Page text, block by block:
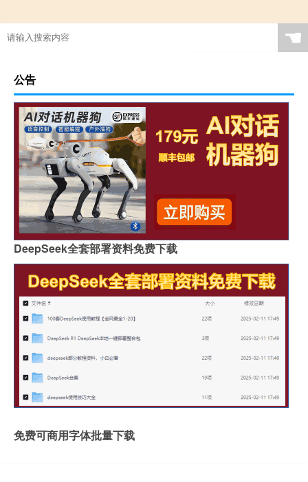
☚
公告
DeepSeek全套部署资料免费下载
免费可商用字体批量下载